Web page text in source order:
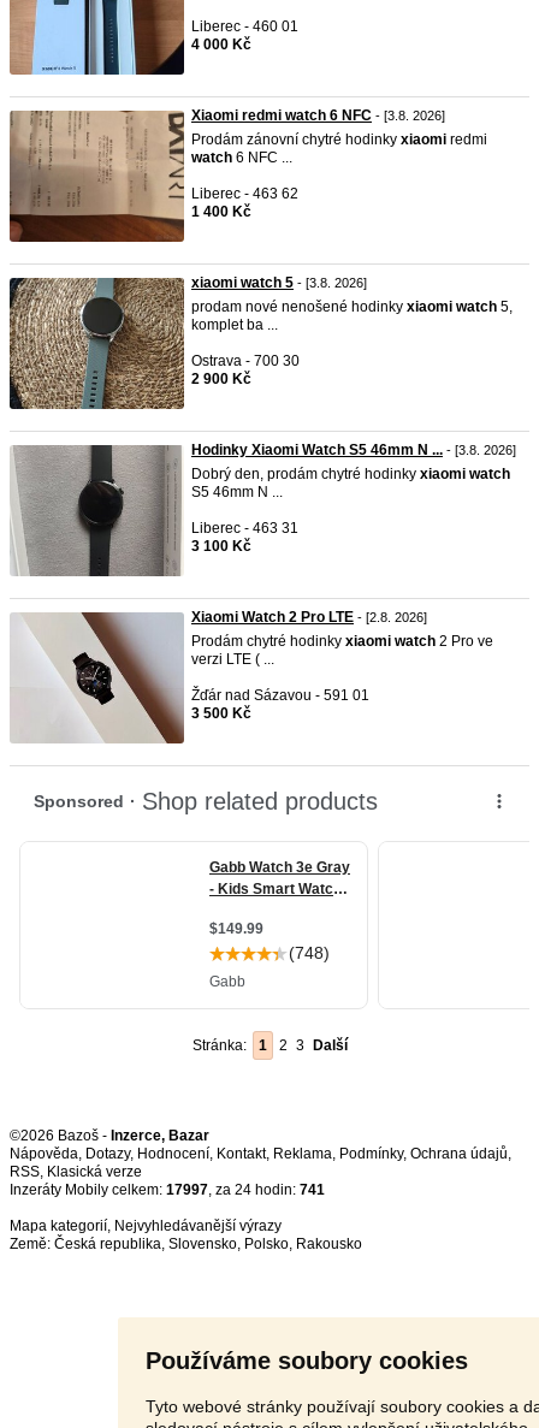
Používáme soubory cookies
Tyto webové stránky používají soubory cookies a
Liberec - 460 01
4 000 Kč
Xiaomi redmi watch 6 NFC - [3.8. 2026]
Prodám zánovní chytré hodinky xiaomi redmi
watch 6 NFC ...
Liberec - 463 62
1 400 Kč
xiaomi watch 5 - [3.8. 2026]
prodam nové nenošené hodinky xiaomi watch 5,
komplet ba ...
Ostrava - 700 30
2 900 Kč
Hodinky Xiaomi Watch S5 46mm N ... - [3.8. 2026]
Dobrý den, prodám chytré hodinky xiaomi watch
S5 46mm N ...
Liberec - 463 31
3 100 Kč
Xiaomi Watch 2 Pro LTE - [2.8. 2026]
Prodám chytré hodinky xiaomi watch 2 Pro ve
verzi LTE ( ...
Žďár nad Sázavou - 591 01
3 500 Kč
Stránka: 1 2 3 Další
©2026 Bazoš - Inzerce, Bazar
Nápověda, Dotazy, Hodnocení, Kontakt, Reklama, Podmínky, Ochrana údajů,
RSS,
Inzeráty Mobily celkem: 17997, za 24 hodin: 741
Mapa kategorií, Nejvyhledávanější výrazy
Země: Česká republika, Slovensko, Polsko, Rakousko